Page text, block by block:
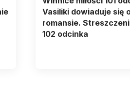
Vasiliki dowiaduje się
romansie.
102 odcinka